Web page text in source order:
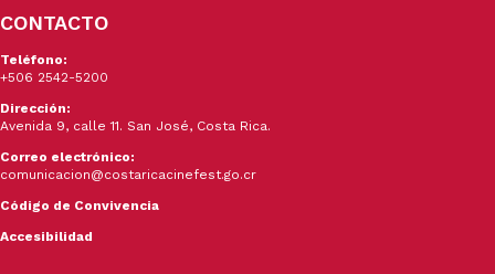
CONTACTO
Teléfono:
+506 2542-5200
Dirección:
Avenida 9, calle 11. San José, Costa Rica.
Correo electrónico:
comunicacion@costaricacinefest.go.cr
Código de Convivencia
Accesibilidad